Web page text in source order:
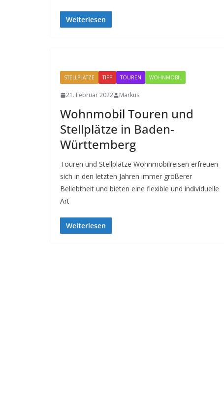
Weiterlesen
STELLPLÄTZE TIPP TOUREN WOHNMOBIL
21. Februar 2022 Markus
Wohnmobil Touren und
Stellplätze in Baden-
Württemberg
Touren und Stellplätze Wohnmobilreisen erfreuen
sich in den letzten Jahren immer größerer
Beliebtheit und bieten eine flexible und individuelle
Art
Weiterlesen